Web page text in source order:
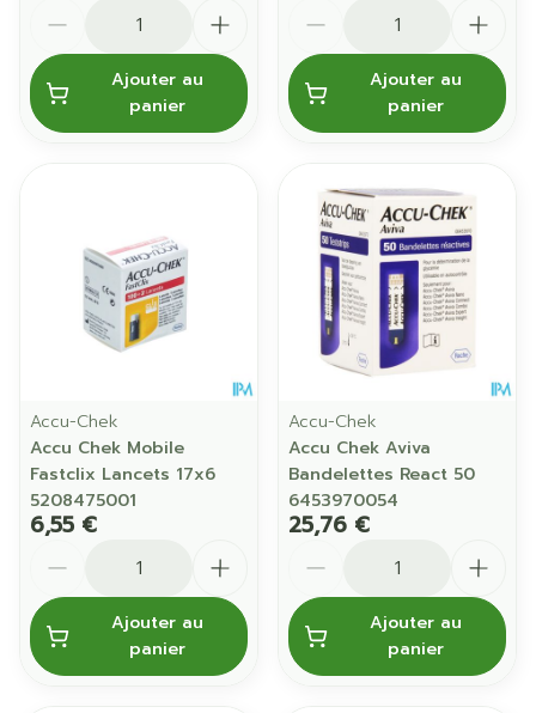
Ajouter au
panier
Ajouter au
panier
Accu-Chek
Accu Chek Mobile
Fastclix Lancets 17x6
5208475001
6,55 €
Ajouter au
panier
Accu-Chek
Accu Chek Aviva
Bandelettes React 50
6453970054
25,76 €
Ajouter au
panier